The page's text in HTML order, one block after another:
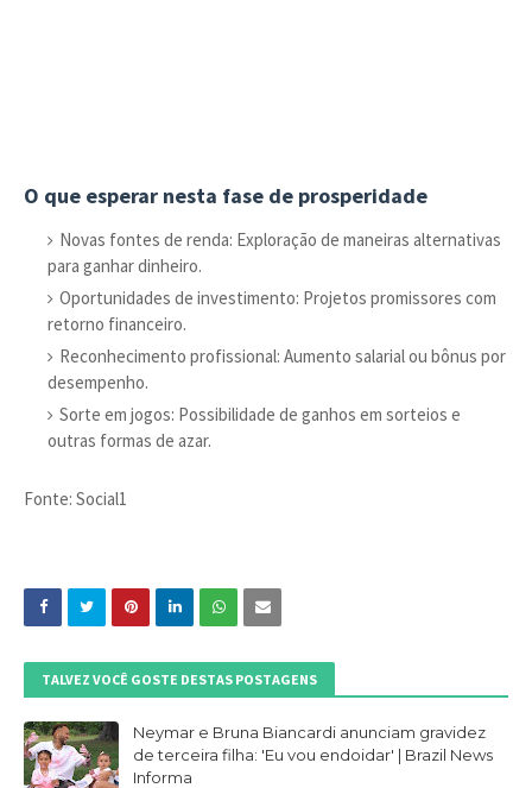
O que esperar nesta fase de prosperidade
Novas fontes de renda: Exploração de maneiras alternativas
para ganhar dinheiro.
Oportunidades de investimento: Projetos promissores com
retorno financeiro.
Reconhecimento profissional: Aumento salarial ou bônus por
desempenho.
Sorte em jogos: Possibilidade de ganhos em sorteios e
outras formas de azar.
Fonte: Social1
TALVEZ VOCÊ GOSTE DESTAS POSTAGENS
Neymar e Bruna Biancardi anunciam gravidez
de terceira filha: 'Eu vou endoidar' | Brazil News
Informa